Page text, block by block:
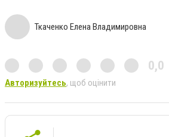
Ткаченко Елена Владимировна
0,0
Авторизуйтесь, щоб оцінити